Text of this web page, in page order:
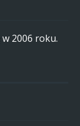
w 2006 roku.